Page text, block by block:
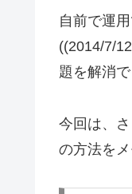
自前で運
((2014/7/
題を解消
今回は、
の方法をメ